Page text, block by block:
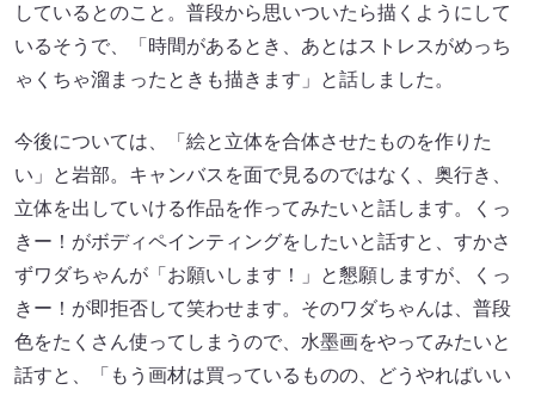
しているとのこと。普段から思いついたら描くようにして
いるそうで、「時間があるとき、あとはストレスがめっち
ゃくちゃ溜まったときも描きます」と話しました。
今後については、「絵と立体を合体させたものを作りた
い」と岩部。キャンバスを面で見るのではなく、奥行き、
立体を出していける作品を作ってみたいと話します。くっ
きー！がボディペインティングをしたいと話すと、すかさ
ずワダちゃんが「お願いします！」と懇願しますが、くっ
きー！が即拒否して笑わせます。そのワダちゃんは、普段
色をたくさん使ってしまうので、水墨画をやってみたいと
話すと、「もう画材は買っているものの、どうやればいい